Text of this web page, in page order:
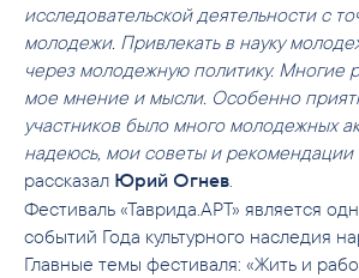
исследовательской деятельности с
молодежи. Привлекать в науку
через молодежную политику. Многие
мое мнение и мысли. Особенно
участников было много молодежных
надеюсь, мои советы и рекомендации
рассказал Юрий Огнев.
Фестиваль «Таврида.АРТ» является
событий Года культурного наследия
Главные темы фестиваля: «Жить и